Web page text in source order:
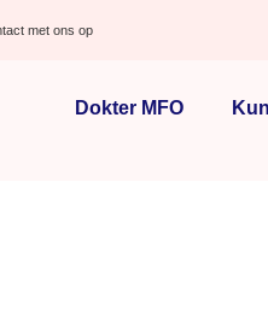
met ons op
Dokter MFO